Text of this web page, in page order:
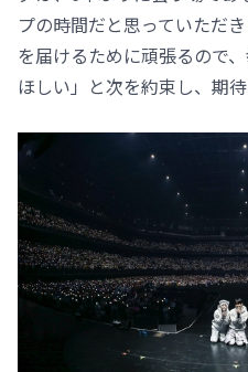
プの時間だと思っていただ
を届けるために頑張るので
ほしい」と次を約束し、期待